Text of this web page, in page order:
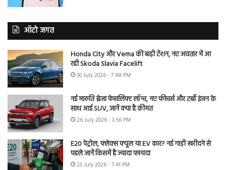
ऑटो जगत
Honda City और Verna की बढ़ी टेंशन, नए अवतार में आ
रही Skoda Slavia Facelift
30 July 2026 - 7:48 PM
नई मारुति ब्रेजा फेसलिफ्ट लॉन्च, नए फीचर्स और टर्बो इंजन के
साथ आई SUV, जानें क्या है कीमत
26 July 2026 - 3:56 PM
E20 पेट्रोल, फ्लेक्स फ्यूल या EV कार? नई गाड़ी खरीदने से
पहले जानें किसमें है ज्यादा फायदा
23 July 2026 - 7:41 PM